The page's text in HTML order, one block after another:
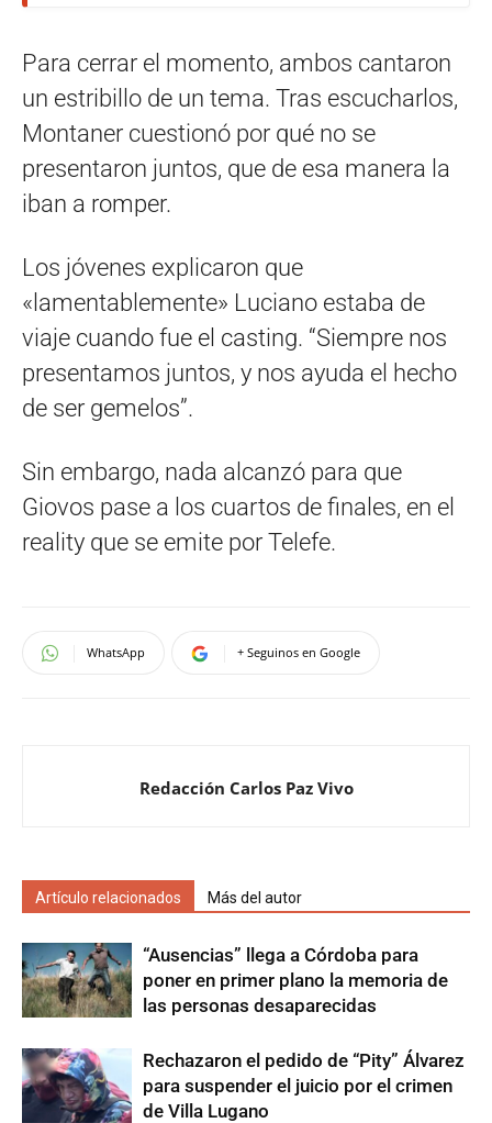
Para cerrar el momento, ambos cantaron
un estribillo de un tema. Tras escucharlos,
Montaner cuestionó por qué no se
presentaron juntos, que de esa manera la
iban a romper.
Los jóvenes explicaron que
«lamentablemente» Luciano estaba de
viaje cuando fue el casting. “Siempre nos
presentamos juntos, y nos ayuda el hecho
de ser gemelos”.
Sin embargo, nada alcanzó para que
Giovos pase a los cuartos de finales, en el
reality que se emite por Telefe.
WhatsApp + Seguinos en Google
Redacción Carlos Paz Vivo
Artículo relacionados Más del autor
“Ausencias” llega a Córdoba para
poner en primer plano la memoria de
las personas desaparecidas
Rechazaron el pedido de “Pity” Álvarez
para suspender el juicio por el crimen
de Villa Lugano